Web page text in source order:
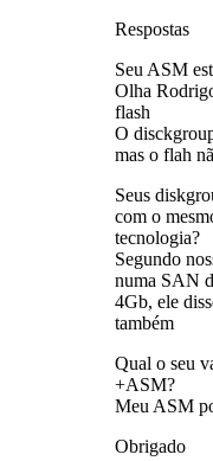
Respostas
Seu ASM
Olha
flash
O
mas o flah
Seus
com o
tecnologia?
Segundo
numa SAN
4Gb, ele
também
Qual o seu
+ASM?
Meu ASM
Obrigado